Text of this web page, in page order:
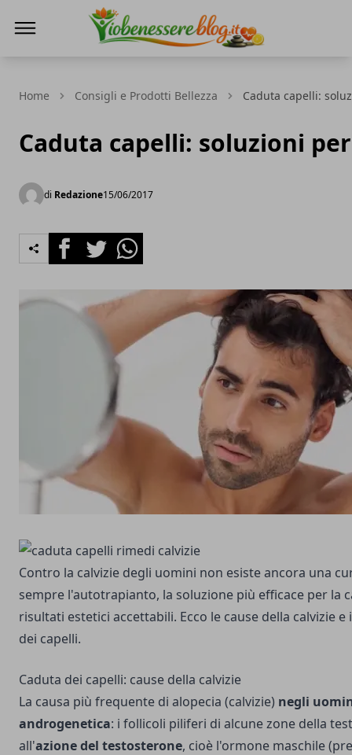
Home Consigli e Prodotti Bellezza Caduta capelli:
Caduta capelli: soluzioni
di Redazione15/06/2017
FacebookTwitterWhatsapp
Contro la calvizie degli uomini non esiste ancora una
sempre l'autotrapianto, la soluzione più efficace per la
risultati estetici accettabili. Ecco le cause della calvizie
dei capelli.
Caduta dei capelli: cause della calvizie
La causa più frequente di alopecia (calvizie) negli
androgenetica: i follicoli piliferi di alcune zone della
all'azione del testosterone, cioè l'ormone maschile